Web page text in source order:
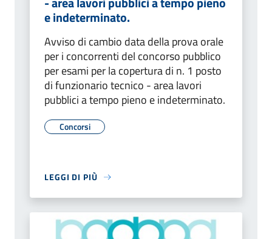
e indeterminato.
Avviso di cambio data della prova orale
per i concorrenti del concorso pubblico
per esami per la copertura di n. 1 posto
di funzionario tecnico - area lavori
pubblici a tempo pieno e indeterminato.
Concorsi
LEGGI DI PIÙ